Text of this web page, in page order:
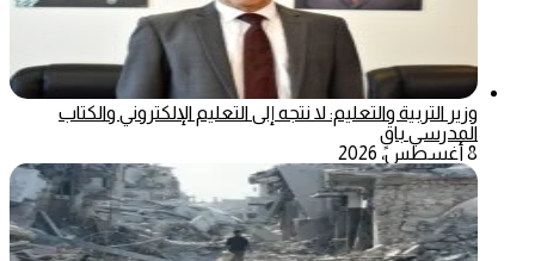
وزير التربية والتعليم: لا نتجه إلى التعليم الإلكتروني والكتاب
المدرسي باقٍ
8 أغسطس، 2026